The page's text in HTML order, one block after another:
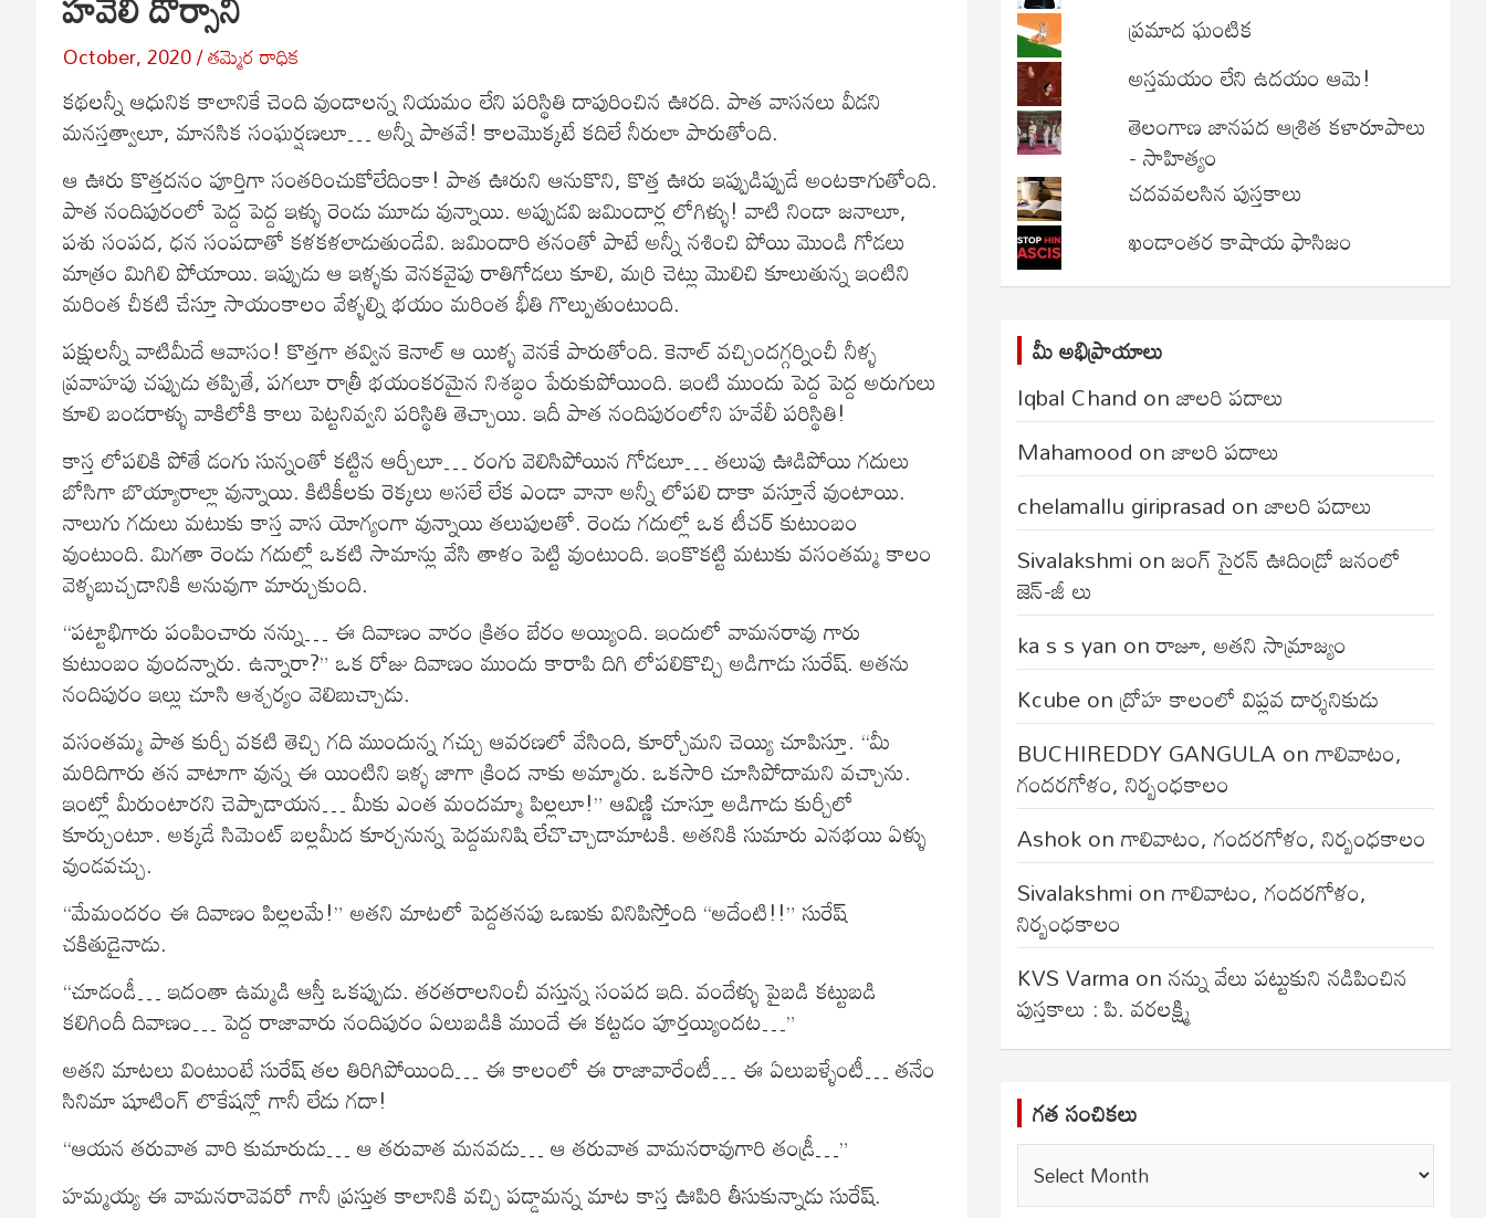
October, 2020 తమ్మెర రాధిక
కథలన్నీ ఆధునిక కాలానికే చెంది వుండాలన్న నియమం లేని పరిస్థితి దాపురించిన ఊరది. పాత వాసనలు వీడని
మనస్తత్వాలూ, మానసిక సంఘర్షణలూ… అన్నీ పాతవే! కాలమొక్కటే కదిలే నీరులా పారుతోంది.
ఆ ఊరు కొత్తదనం పూర్తిగా సంతరించుకోలేదింకా! పాత ఊరుని ఆనుకొని, కొత్త ఊరు ఇప్పుడిప్పుడే అంటకాగుతోంది.
పాత నందిపురంలో పెద్ద పెద్ద ఇళ్ళు రెండు మూడు వున్నాయి. అప్పుడవి జమిందార్ల లోగిళ్ళు! వాటి నిండా జనాలూ,
పశు సంపద, ధన సంపదాతో కళకళలాడుతుండేవి. జమిందారి తనంతో పాటే అన్నీ నశించి పోయి మొండి గోడలు
మాత్రం మిగిలి పోయాయి. ఇప్పుడు ఆ ఇళ్ళకు వెనకవైపు రాతిగోడలు కూలి, మర్రి చెట్లు మొలిచి కూలుతున్న ఇంటిని
మరింత చీకటి చేస్తూ సాయంకాలం వేళ్ళల్ని భయం మరింత భీతి గొల్పుతుంటుంది.
పక్షులన్నీ వాటిమీదే ఆవాసం! కొత్తగా తవ్విన కెనాల్ ఆ యిళ్ళ వెనకే పారుతోంది. కెనాల్ వచ్చిందగ్గర్నించీ నీళ్ళ
ప్రవాహపు చప్పుడు తప్పితే, పగలూ రాత్రీ భయంకరమైన నిశబ్ధం పేరుకుపోయింది. ఇంటి ముందు పెద్ద పెద్ద అరుగులు
కూలి బండరాళ్ళు వాకిలోకి కాలు పెట్టనివ్వని పరిస్థితి తెచ్చాయి. ఇదీ పాత నందిపురంలోని హవేలీ పరిస్థితి!
కాస్త లోపలికి పోతే డంగు సున్నంతో కట్టిన ఆర్చీలూ… రంగు వెలిసిపోయిన గోడలూ… తలుపు ఊడిపోయి గదులు
బోసిగా బొయ్యారాల్లా వున్నాయి. కిటికీలకు రెక్కలు అసలే లేక ఎండా వానా అన్నీ లోపలి దాకా వస్తూనే వుంటాయి.
నాలుగు గదులు మటుకు కాస్త వాస యోగ్యంగా వున్నాయి తలుపులతో. రెండు గదుల్లో ఒక టీచర్ కుటుంబం
వుంటుంది. మిగతా రెండు గదుల్లో ఒకటి సామాన్లు వేసి తాళం పెట్టి వుంటుంది. ఇంకొకట్టి మటుకు వసంతమ్మ కాలం
వెళ్ళబుచ్చడానికి అనువుగా మార్చుకుంది.
“పట్టాభిగారు పంపించారు నన్ను… ఈ దివాణం వారం క్రితం బేరం అయ్యింది. ఇందులో వామనరావు గారు
కుటుంబం వుందన్నారు. ఉన్నారా?” ఒక రోజు దివాణం ముందు కారాపి దిగి లోపలికొచ్చి అడిగాడు సురేష్. అతను
నందిపురం ఇల్లు చూసి ఆశ్చర్యం వెలిబుచ్చాడు.
వసంతమ్మ పాత కుర్చీ వకటి తెచ్చి గది ముందున్న గచ్చు ఆవరణలో వేసింది, కూర్చోమని చెయ్యి చూపిస్తూ. “మీ
మరిదిగారు తన వాటాగా వున్న ఈ యింటిని ఇళ్ళ జాగా క్రింద నాకు అమ్మారు. ఒకసారి చూసిపోదామని వచ్చాను.
ఇంట్లో మీరుంటారని చెప్పాడాయన… మీకు ఎంత మందమ్మా పిల్లలూ!” ఆవిణ్ణి చూస్తూ అడిగాడు కుర్చీలో
కూర్చుంటూ. అక్కడే సిమెంట్ బల్లమీద కూర్చనున్న పెద్దమనిషి లేచొచ్చాడామాటకి. అతనికి సుమారు ఎనభయి ఏళ్ళు
వుండవచ్చు.
“మేమందరం ఈ దివాణం పిల్లలమే!” అతని మాటలో పెద్దతనపు ఒణుకు వినిపిస్తోంది “అదేంటి!!” సురేష్
చకితుడైనాడు.
“చూడండీ… ఇదంతా ఉమ్మడి ఆస్తీ ఒకప్పుడు. తరతరాలనించీ వస్తున్న సంపద ఇది. వందేళ్ళు పైబడి కట్టుబడి
కలిగిందీ దివాణం… పెద్ద రాజావారు నందిపురం ఏలుబడికి ముందే ఈ కట్టడం పూర్తయ్యిందట…”
అతని మాటలు వింటుంటే సురేష్ తల తిరిగిపోయింది… ఈ కాలంలో ఈ రాజావారేంటీ… ఈ ఏలుబళ్ళేంటీ… తనేం
సినిమా షూటింగ్ లొకేషన్లో గానీ లేడు గదా!
“ఆయన తరువాత వారి కుమారుడు… ఆ తరువాత మనవడు… ఆ తరువాత వామనరావుగారి తండ్రీ…”
హమ్మయ్య ఈ వామనరావెవరో గానీ ప్రస్తుత కాలానికి వచ్చి పడ్డామన్న మాట కాస్త ఊపిరి తీసుకున్నాడు సురేష్.
ప్రమాద ఘంటిక
అస్తమయం లేని ఉదయం ఆమె!
తెలంగాణ జానపద ఆశ్రిత కళారూపాలు
- సాహిత్యం
చదవవలసిన పుస్తకాలు
ఖండాంతర కాషాయ ఫాసిజం
మీ అభిప్రాయాలు
Iqbal Chand onజాలరి పదాలు
Mahamood onజాలరి పదాలు
chelamallu giriprasad onజాలరి పదాలు
Sivalakshmi onజంగ్‌ సైరన్‌ ఊదిండ్రో జనంలో
జెన్-జీ లు
ka s s yan onరాజూ, అతని సామ్రాజ్యం
Kcubeonద్రోహ కాలంలో విప్లవ దార్శనికుడు
BUCHIREDDY GANGULA onగాలివాటం,
గందరగోళం, నిర్బంధకాలం
Ashokonగాలివాటం, గందరగోళం, నిర్బంధకాలం
Sivalakshmi onగాలివాటం, గందరగోళం,
నిర్బంధకాలం
KVS Varma onనన్ను వేలు పట్టుకుని నడిపించిన
పుస్తకాలు : పి. వరలక్ష్మి
గత సంచికలు
గత
సంచికలు